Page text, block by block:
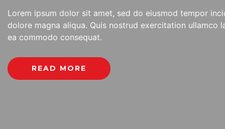
Lorem ipsum dolor sit amet, sed do eiusmod tempor
dolore magna aliqua. Quis nostrud exercitation ullamco
ea commodo consequat.
READ MORE